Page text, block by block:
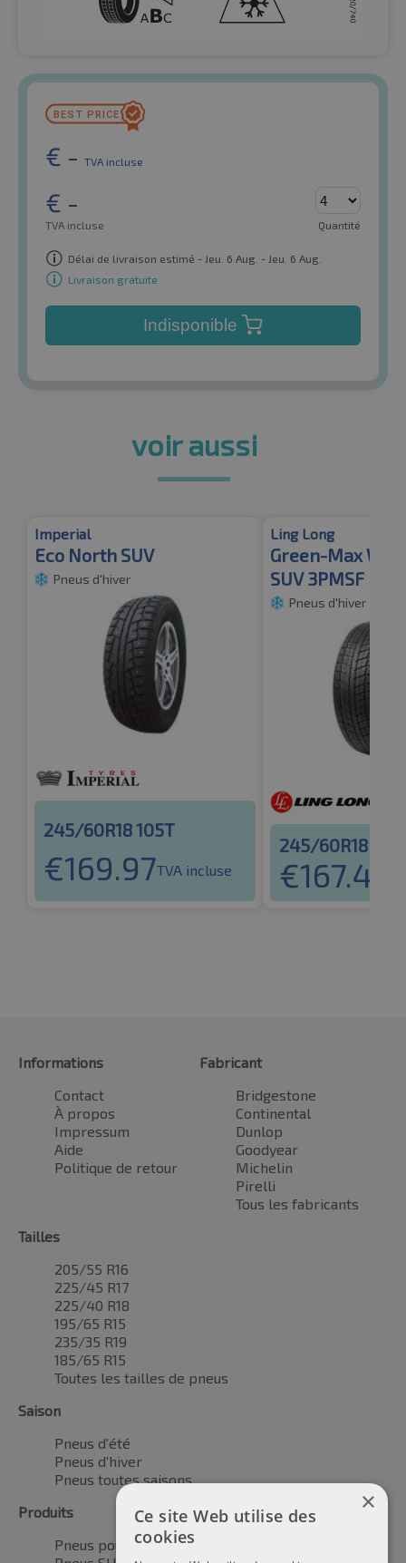
€ - TVA incluse
€ -
TVA incluse Quantité
Délai de livraison estimé - Jeu. 6 Aug. - Jeu. 6 Aug.
Livraison gratuite
Indisponible
voir aussi
Imperial
Eco North SUV
Pneus d'hiver
245/60R18 105T
€169.97TVA incluse
Ling Long
Green-Max
SUV 3PMSF
Pneus d'hiver
245/60R18
€167.44
Informations
Contact
À propos
Impressum
Aide
Politique de retour
Fabricant
Bridgestone
Continental
Dunlop
Goodyear
Michelin
Pirelli
Tous les fabricants
Tailles
205/55 R16
225/45 R17
225/40 R18
195/65 R15
235/35 R19
185/65 R15
Toutes les tailles de pneus
Saison
Pneus d'été
Pneus d'hiver
Pneus toutes saisons
Produits
Pneus pour voitures
×
Ce site Web utilise des
cookies